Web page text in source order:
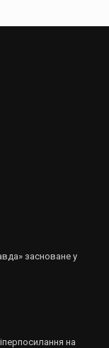
засноване у
на